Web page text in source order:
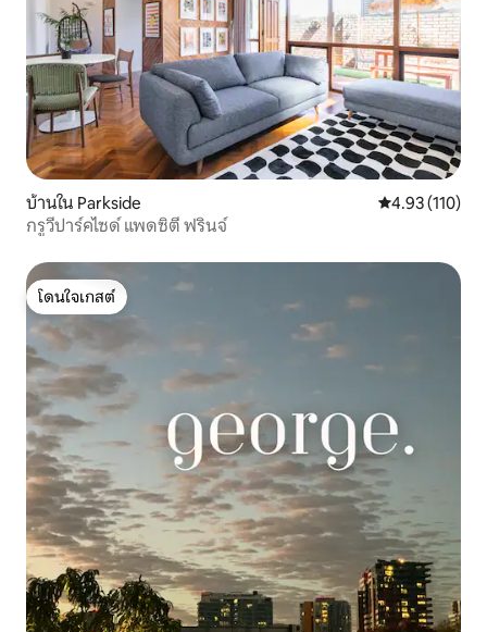
บ้านใน Parkside คะแนนเฉลี่ย
4.93 (110)
กรูวี่ปาร์คไซด์ แพดซิตี้ ฟรินจ์
โดนใจเกสต์
โดนใจเกสต์